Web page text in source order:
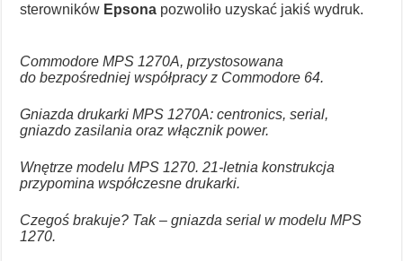
sterowników Epsona pozwoliło uzyskać jakiś wydruk.
Commodore MPS 1270A, przystosowana
do bezpośredniej współpracy z Commodore 64.
Gniazda drukarki MPS 1270A: centronics, serial,
gniazdo zasilania oraz włącznik power.
Wnętrze modelu MPS 1270. 21-letnia konstrukcja
przypomina współczesne drukarki.
Czegoś brakuje? Tak – gniazda serial w modelu MPS
1270.